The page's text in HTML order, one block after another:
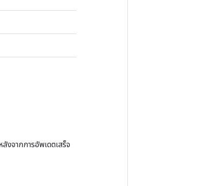
งจากการอัพเดตเสร็จ